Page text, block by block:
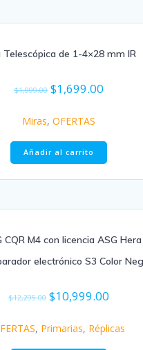
Telescópica de 1-4×28 mm IR
$1,999.00 $1,699.00
Miras, OFERTAS
Añadir al carrito
M4 con licencia ASG
electrónico S3 Color
$12,295.00 $10,999.00
, Primarias, Réplicas